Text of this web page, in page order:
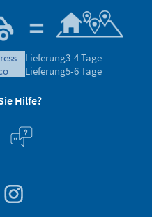
Lieferung3-4 Tage
Lieferung5-6 Tage
Hilfe?